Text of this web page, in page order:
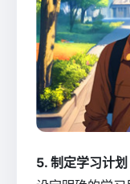
5. 制定学习计划